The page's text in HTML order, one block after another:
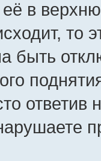
в
то
быть
ответив